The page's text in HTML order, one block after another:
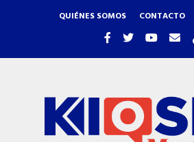
QUIÉNES SOMOS CONTACTO